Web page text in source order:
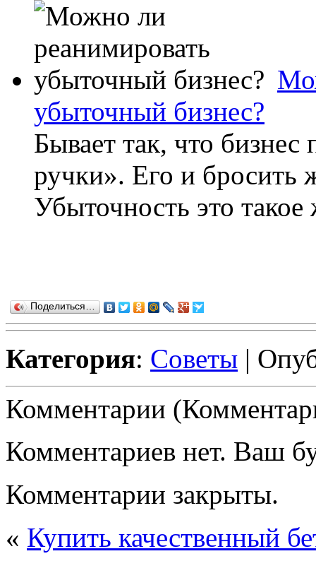
убыточный бизнес?
Бывает так, что бизнес
ручки». Его и бросить
Убыточность это
Поделиться…
Категория: Советы |
Комментарии
Комментариев нет. Ваш
Комментарии закрыты.
« Купить качественный